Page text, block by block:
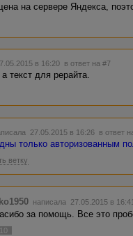
на сервере Яндекса,
в 16:20 в ответ на #7
текст для рерайта.
27.05.2015 в 16:26 в ответ
только авторизованным
ветку
написала 27.05.2015 в
за помощь. Все это